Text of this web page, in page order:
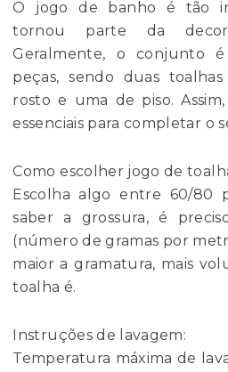
O jogo de banho é tão
tornou parte da
Geralmente, o conjunto
peças, sendo duas
rosto e uma de piso.
essenciais para completar o
Como escolher jogo de
Escolha algo entre 60/80
saber a grossura, é
(número de gramas por
maior a gramatura, mais
toalha é.
Instruções de lavagem:
Temperatura máxima de